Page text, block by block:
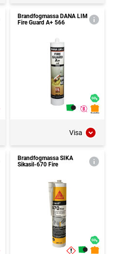
Brandfogmassa DANA LIM
Fire Guard A+ 566
Visa
Brandfogmassa SIKA
Sikasil-670 Fire